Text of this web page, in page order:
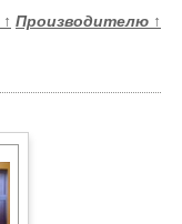
↑ Производителю ↑